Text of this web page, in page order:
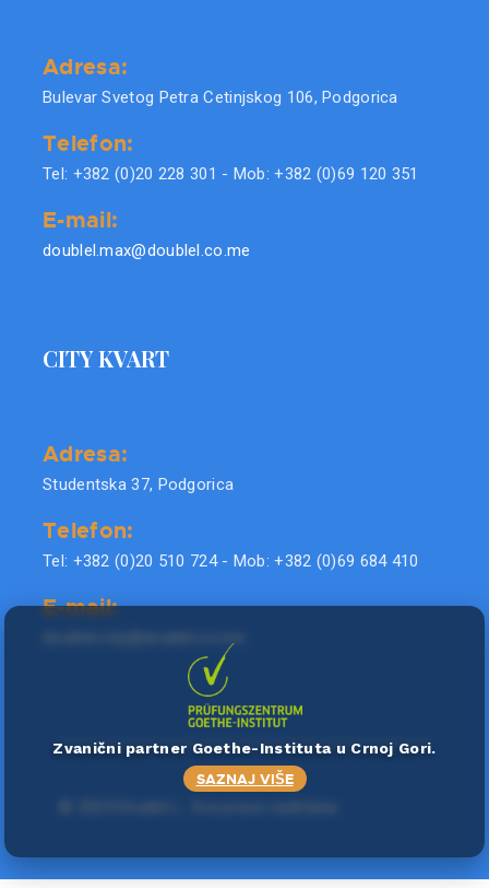
Adresa:
Bulevar Svetog Petra Cetinjskog 106, Podgorica
Telefon:
Tel: +382 (0)20 228 301 - Mob: +382 (0)69 120 351
E-mail:
doublel.max@doublel.co.me
CITY KVART
Adresa:
Studentska 37, Podgorica
Telefon:
Tel: +382 (0)20 510 724 - Mob: +382 (0)69 684 410
E-mail:
Zvanični partner Goethe-Instituta u Crnoj Gori.
SAZNAJ VIŠE